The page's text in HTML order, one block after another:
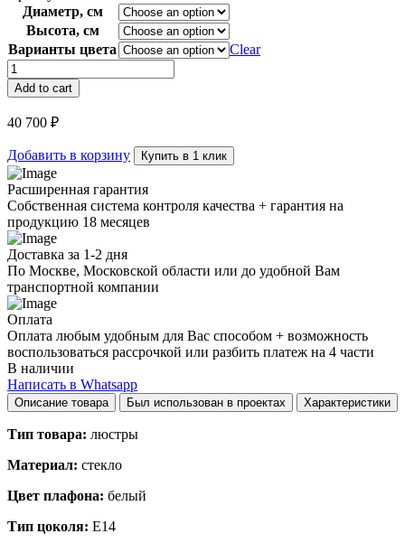
Диаметр, см
Высота, см
Варианты цвета
Clear
Люстра
Feathers
quantity
Add to cart
40 700 ₽
Добавить в корзину Купить в 1 клик
Расширенная гарантия
Собственная система контроля качества + гарантия на
продукцию 18 месяцев
Доставка за 1-2 дня
По Москве, Московской области или до удобной Вам
транспортной компании
Оплата
Оплата любым удобным для Вас способом + возможность
воспользоваться рассрочкой или разбить платеж на 4 части
В наличии
Написать в Whatsapp
Описание товара Был использован в проектах Характеристики
Тип товара: люстры
Материал: стекло
Цвет плафона: белый
Тип цоколя: E14